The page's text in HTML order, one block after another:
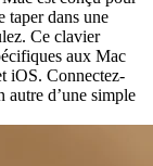
taper dans une
Ce clavier
aux Mac
iOS. Connectez-
autre d’une simple